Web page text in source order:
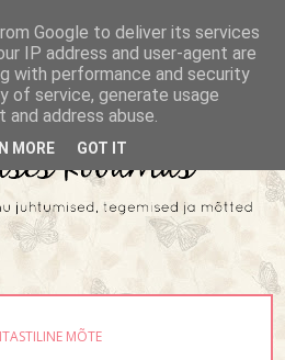
MÕTE
Google to deliver its services
IP address and user-agent are
with performance and security
of service, generate usage
address abuse.
MORE GOT IT